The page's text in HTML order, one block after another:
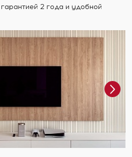
2 года и удобной